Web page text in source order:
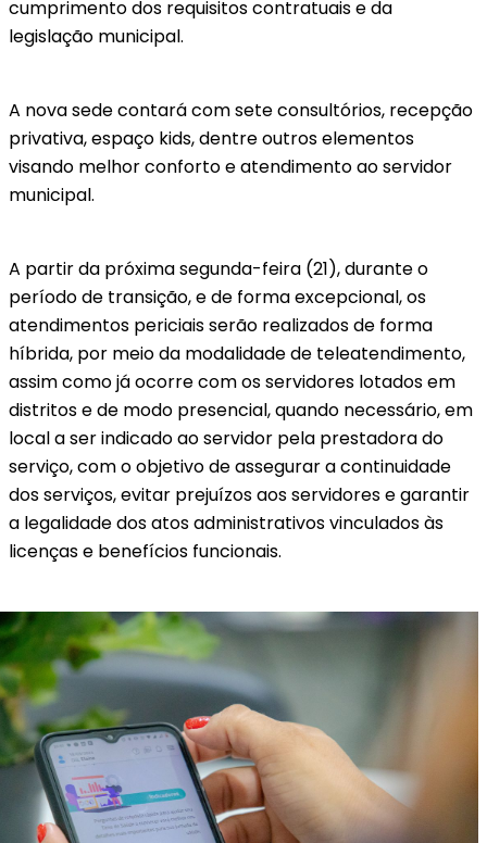
cumprimento dos requisitos contratuais e da
legislação municipal.
A nova sede contará com sete consultórios, recepção
privativa, espaço kids, dentre outros elementos
visando melhor conforto e atendimento ao servidor
municipal.
A partir da próxima segunda-feira (21), durante o
período de transição, e de forma excepcional, os
atendimentos periciais serão realizados de forma
híbrida, por meio da modalidade de teleatendimento,
assim como já ocorre com os servidores lotados em
distritos e de modo presencial, quando necessário, em
local a ser indicado ao servidor pela prestadora do
serviço, com o objetivo de assegurar a continuidade
dos serviços, evitar prejuízos aos servidores e garantir
a legalidade dos atos administrativos vinculados às
licenças e benefícios funcionais.